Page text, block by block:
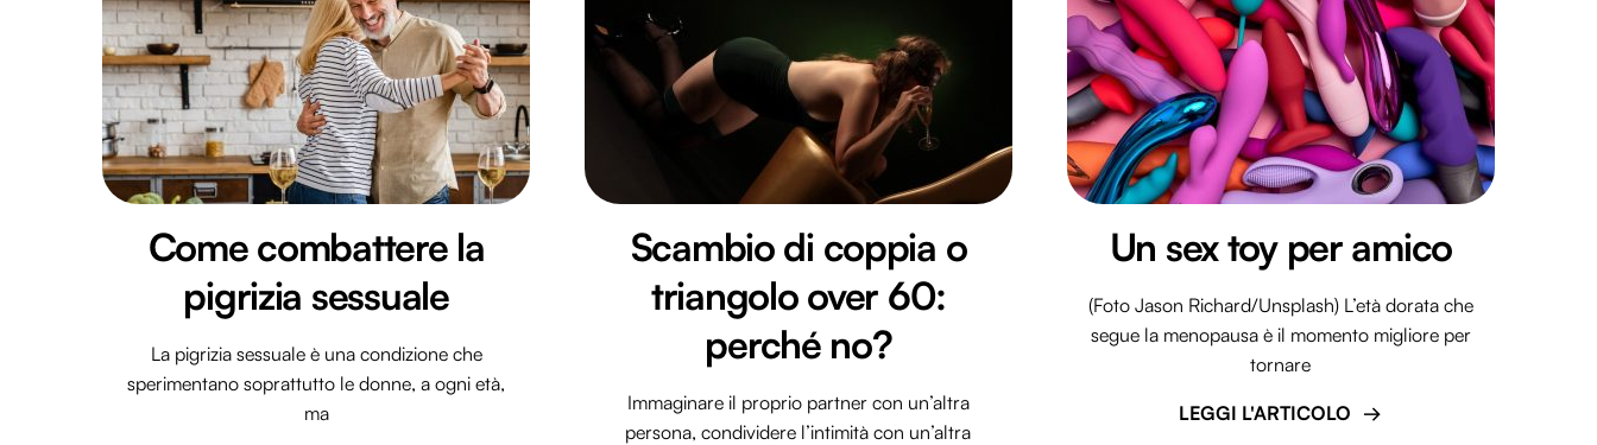
Come combattere la
pigrizia sessuale
La pigrizia sessuale è una condizione che
sperimentano soprattutto le donne, a ogni età,
ma
Scambio di coppia o
triangolo over 60:
perché no?
Immaginare il proprio partner con un’altra
persona, condividere l’intimità con un’altra
Un sex toy per amico
(Foto Jason Richard/Unsplash) L’età dorata che
segue la menopausa è il momento migliore per
tornare
LEGGI L'ARTICOLO